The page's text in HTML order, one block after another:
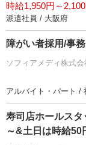
時給1,950円～
派遣社員 / 大阪府
障がい者採用/事
ソフィアメディ株式会
アルバイト・パート /
寿司店ホールスタ
～&土日は時給50